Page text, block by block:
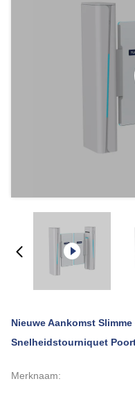
Nieuwe Aankomst
Snelheidstourniquet
Merknaam: